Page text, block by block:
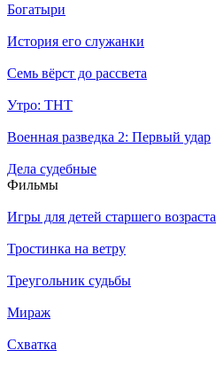
Богатыри
История его служанки
Семь вёрст до рассвета
Утро: ТНТ
Военная разведка 2: Первый удар
Дела судебные
Филь­мы
Игры для детей старшего возраста
Тростинка на ветру
Треугольник судьбы
Мираж
Схватка